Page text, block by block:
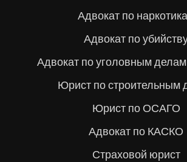
Адвокат по
Адвокат по
Адвокат по уголовным
Юрист по строительным
Юрист по ОСАГО
Адвокат по КАСКО
Страховой юрист